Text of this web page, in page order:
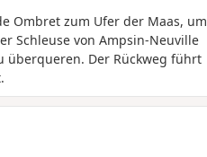
Ombret zum Ufer der Maas, um
Schleuse von Ampsin-Neuville
Der Rückweg führt